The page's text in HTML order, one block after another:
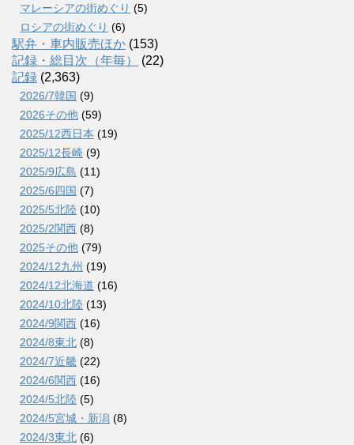
マレーシアの街めぐり (5)
ロシアの街めぐり (6)
駅弁・車内販売ほか (153)
記録・総目次（年毎）
(22)
記録 (2,363)
2026/7韓国 (9)
2026その他 (59)
2025/12西日本 (19)
2025/12長崎 (9)
2025/9広島 (11)
2025/6四国 (7)
2025/5北陸 (10)
2025/2関西 (8)
2025その他 (79)
2024/12九州 (19)
2024/12北海道 (16)
2024/10北陸 (13)
2024/9関西 (16)
2024/8東北 (8)
2024/7近畿 (22)
2024/6関西 (16)
2024/5北陸 (5)
2024/5宮城・新潟 (8)
2024/3東北 (6)